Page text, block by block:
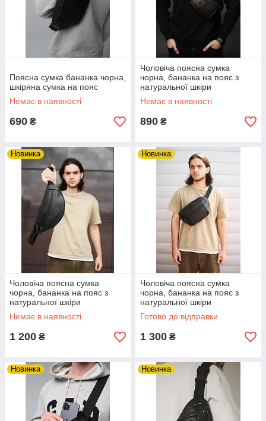
Поясна сумка бананка чорна,
шкіряна сумка на пояс
Немає в наявності
690 ₴
Чоловіча поясна сумка
чорна, бананка на пояс з
натуральної шкіри
Немає в наявності
890 ₴
Новинка
Чоловіча поясна сумка
чорна, бананка на пояс з
натуральної шкіри
Немає в наявності
1 200 ₴
Новинка
Чоловіча поясна сумка
чорна, бананка на пояс з
натуральної шкіри
Готово до відправки
1 300 ₴
Новинка Новинка